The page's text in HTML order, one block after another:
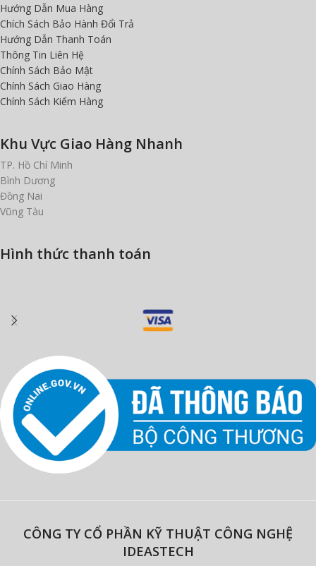
Hướng Dẫn Mua Hàng
Chích Sách Bảo Hành Đổi Trả
Hướng Dẫn Thanh Toán
Thông Tin Liên Hệ
Chính Sách Bảo Mật
Chính Sách Giao Hàng
Chính Sách Kiểm Hàng
Khu Vực Giao Hàng Nhanh
TP. Hồ Chí Minh
Bình Dương
Đồng Nai
Vũng Tàu
Hình thức thanh toán
CÔNG TY CỔ PHẦN KỸ THUẬT CÔNG NGHỆ
IDEASTECH